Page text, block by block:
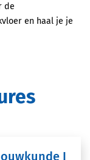
de
en haal je je